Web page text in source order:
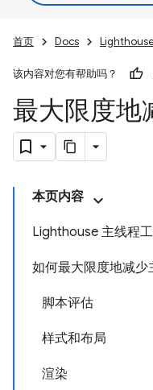
首页 Docs
该内容对您有帮助吗？
最大限度地
本页内容
Lighthouse 主线程
如何最大限度地减少
脚本评估
样式和布局
渲染